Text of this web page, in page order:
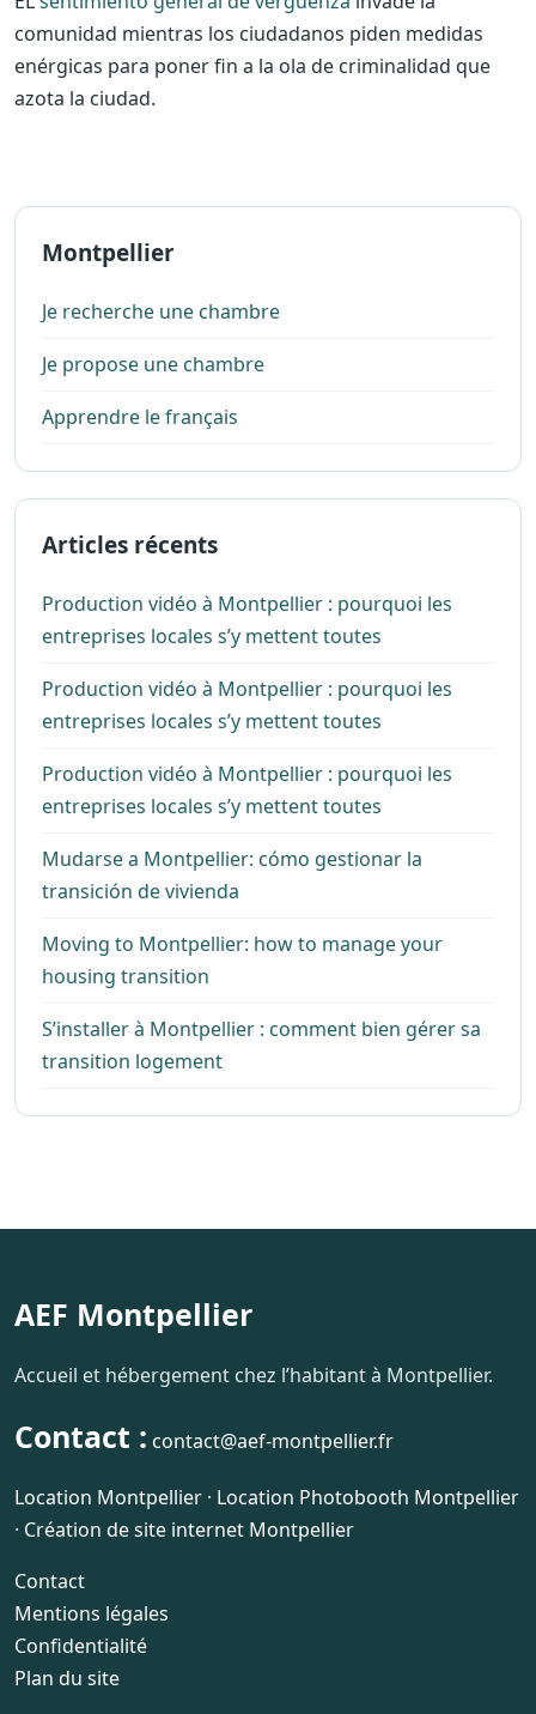
comunidad mientras los ciudadanos piden medidas
enérgicas para poner fin a la ola de criminalidad que
azota la ciudad.
Montpellier
Je recherche une chambre
Je propose une chambre
Apprendre le français
Articles récents
Production vidéo à Montpellier : pourquoi les
entreprises locales s’y mettent toutes
Production vidéo à Montpellier : pourquoi les
entreprises locales s’y mettent toutes
Production vidéo à Montpellier : pourquoi les
entreprises locales s’y mettent toutes
Mudarse a Montpellier: cómo gestionar la
transición de vivienda
Moving to Montpellier: how to manage your
housing transition
S’installer à Montpellier : comment bien gérer sa
transition logement
AEF Montpellier
Accueil et hébergement chez l’habitant à Montpellier.
Contact : contact@aef-montpellier.fr
Location Montpellier · Location Photobooth Montpellier
· Création de site internet Montpellier
Contact
Mentions légales
Confidentialité
Plan du site